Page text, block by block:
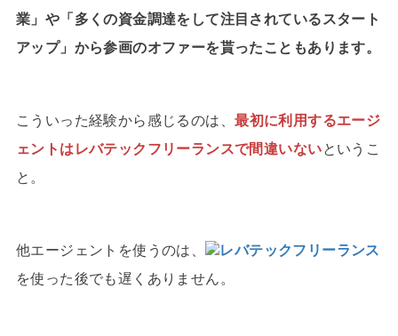
業」や「多くの資金調達をして注目されているスタート
アップ」から参画のオファーを貰ったこともあります。
こういった経験から感じるのは、最初に利用するエージ
ェントはレバテックフリーランスで間違いないというこ
と。
他エージェントを使うのは、
レバテックフリーランス
を使った後でも遅くありません。